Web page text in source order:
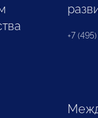
+7